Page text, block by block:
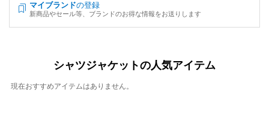
マイブランドの登録
新商品やセール等、ブランドのお得な情報をお送りします
シャツジャケットの人気アイテム
現在おすすめアイテムはありません。